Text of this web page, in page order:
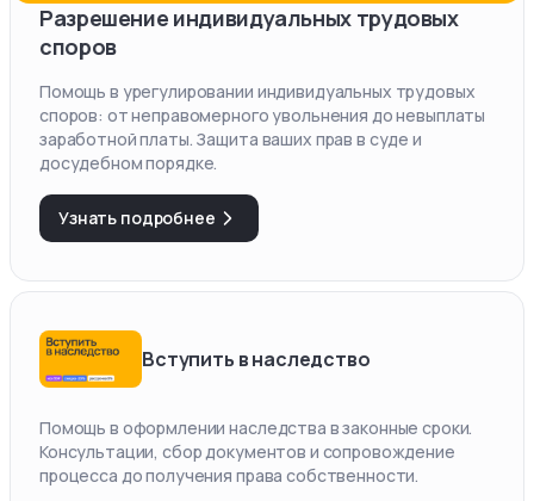
Разрешение индивидуальных трудовых
споров
Помощь в урегулировании индивидуальных трудовых
споров: от неправомерного увольнения до невыплаты
заработной платы. Защита ваших прав в суде и
досудебном порядке.
Узнать подробнее
Вступить в наследство
Помощь в оформлении наследства в законные сроки.
Консультации, сбор документов и сопровождение
процесса до получения права собственности.